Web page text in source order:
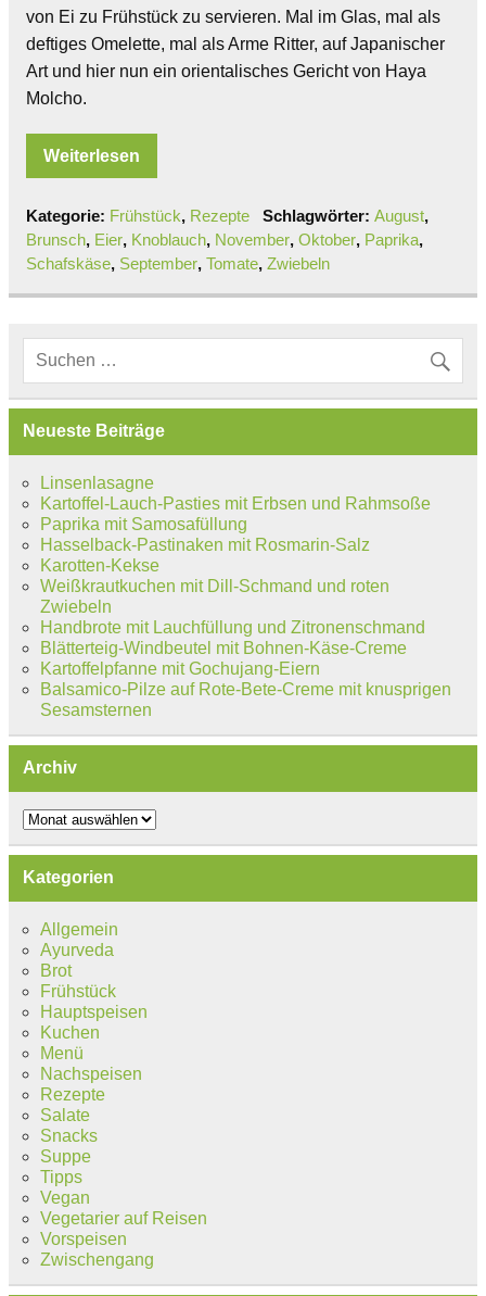
von Ei zu Frühstück zu servieren. Mal im Glas, mal als
deftiges Omelette, mal als Arme Ritter, auf Japanischer
Art und hier nun ein orientalisches Gericht von Haya
Molcho.
Weiterlesen
Kategorie: Frühstück, Rezepte Schlagwörter: August,
Brunsch, Eier, Knoblauch, November, Oktober, Paprika,
Schafskäse, September, Tomate, Zwiebeln
Neueste Beiträge
Linsenlasagne
Kartoffel-Lauch-Pasties mit Erbsen und Rahmsoße
Paprika mit Samosafüllung
Hasselback-Pastinaken mit Rosmarin-Salz
Karotten-Kekse
Weißkrautkuchen mit Dill-Schmand und roten
Zwiebeln
Handbrote mit Lauchfüllung und Zitronenschmand
Blätterteig-Windbeutel mit Bohnen-Käse-Creme
Kartoffelpfanne mit Gochujang-Eiern
Balsamico-Pilze auf Rote-Bete-Creme mit knusprigen
Sesamsternen
Archiv
Archiv
Kategorien
Allgemein
Ayurveda
Brot
Frühstück
Hauptspeisen
Kuchen
Menü
Nachspeisen
Rezepte
Salate
Snacks
Suppe
Tipps
Vegan
Vegetarier auf Reisen
Vorspeisen
Zwischengang